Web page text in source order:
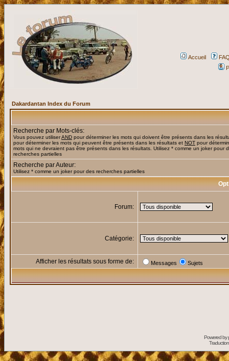
Accueil
Dakardantan Index du Forum
Recherche par Mots-clés:
Vous pouvez utiliserAND pour déterminer les mots qui doivent être présents dans les
pour déterminer les mots qui peuvent être présents dans les résultats et NOT pour
mots qui ne devraient pas être présents dans les résultats. Utilisez * comme un joker pour
recherches partielles
Recherche par Auteur:
Utilisez * comme un joker pour des recherches partielles
Forum:
Catégorie:
Afficher les résultats sous forme de: Messages Sujets
Powered by